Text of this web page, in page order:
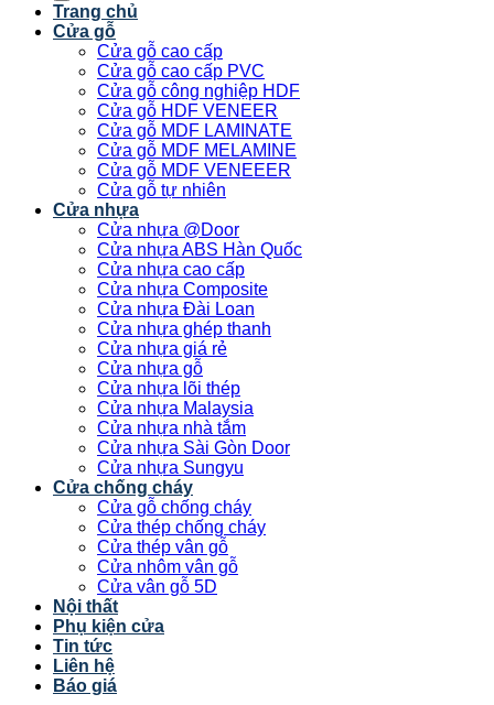
Trang chủ
Cửa gỗ
Cửa gỗ cao cấp
Cửa gỗ cao cấp PVC
Cửa gỗ công nghiệp HDF
Cửa gỗ HDF VENEER
Cửa gỗ MDF LAMINATE
Cửa gỗ MDF MELAMINE
Cửa gỗ MDF VENEEER
Cửa gỗ tự nhiên
Cửa nhựa
Cửa nhựa @Door
Cửa nhựa ABS Hàn Quốc
Cửa nhựa cao cấp
Cửa nhựa Composite
Cửa nhựa Đài Loan
Cửa nhựa ghép thanh
Cửa nhựa giá rẻ
Cửa nhựa gỗ
Cửa nhựa lõi thép
Cửa nhựa Malaysia
Cửa nhựa nhà tắm
Cửa nhựa Sài Gòn Door
Cửa nhựa Sungyu
Cửa chống cháy
Cửa gỗ chống cháy
Cửa thép chống cháy
Cửa thép vân gỗ
Cửa nhôm vân gỗ
Cửa vân gỗ 5D
Nội thất
Phụ kiện cửa
Tin tức
Liên hệ
Báo giá